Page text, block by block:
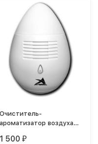
Очиститель-
ароматизатор воздуха
1 500 ₽